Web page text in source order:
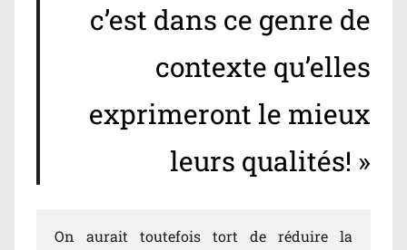
c’est dans ce genre de
contexte qu’elles
exprimeront le mieux
leurs qualités! »
On aurait toutefois tort de réduire la